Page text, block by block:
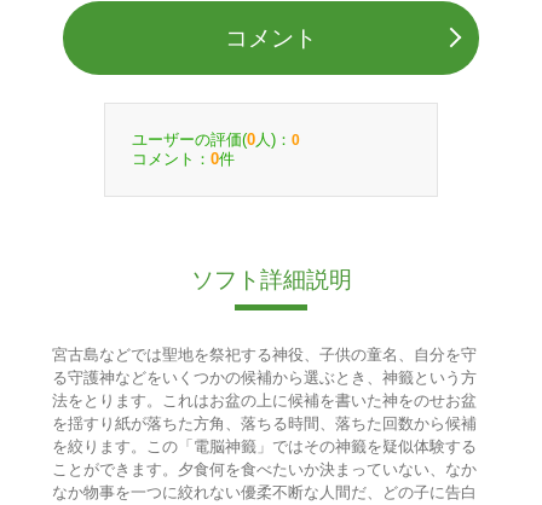
コメント
ユーザーの評価(0 人)： 0
コメント： 0件
ソフト詳細説明
宮古島などでは聖地を祭祀する神役、子供の童名、自分を守
る守護神などをいくつかの候補から選ぶとき、神籤という方
法をとります。これはお盆の上に候補を書いた神をのせお盆
を揺すり紙が落ちた方角、落ちる時間、落ちた回数から候補
を絞ります。この「電脳神籤」ではその神籤を疑似体験する
ことができます。夕食何を食べたいか決まっていない、なか
なか物事を一つに絞れない優柔不断な人間だ、どの子に告白